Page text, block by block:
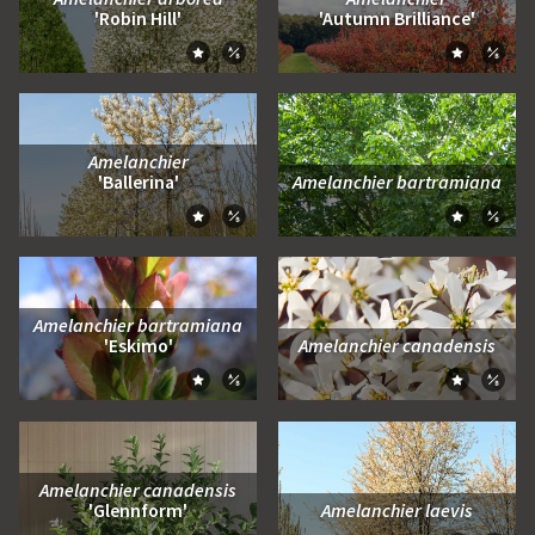
'Robin Hill'
Zum Vergleich hinzufügen
Zum Moodboard hinzufügen
'Autumn Brilliance'
Zum
Zum
Amelanchier
'Ballerina'
Zum Vergleich hinzufügen
Zum Moodboard hinzufügen
Amelanchier bartramiana
Zum
Zum
Amelanchier bartramiana
'Eskimo'
Zum Vergleich hinzufügen
Zum Moodboard hinzufügen
Amelanchier canadensis
Zum
Zum
Amelanchier canadensis
'Glennform'
Amelanchier laevis